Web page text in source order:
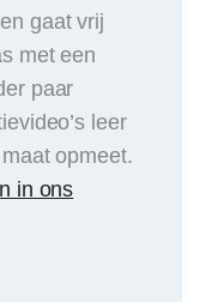
gaat vrij
met een
paar
leer
opmeet.
in ons